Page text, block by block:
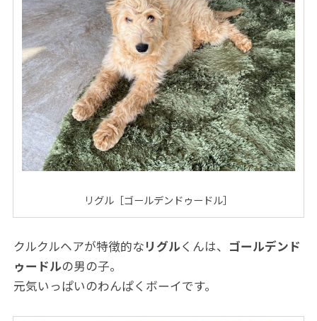
リグル［ゴールデンドゥードル］
クルクルヘアが特徴的な リグルくんは、 ゴールデンド
ゥードルの男の子。
元気いっぱいのわんぱくボーイです。